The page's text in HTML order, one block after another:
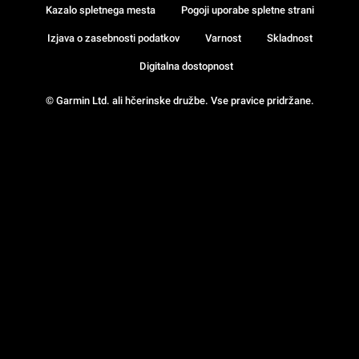
© Garmin Ltd. ali hčerinske družbe. Vse pravice pridržane.
Kazalo spletnega mesta Pogoji uporabe spletne strani
Izjava o zasebnosti podatkov Varnost Skladnost
Digitalna dostopnost